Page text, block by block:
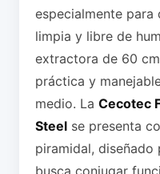
especialmente para
limpia y libre de
extractora de 60
práctica y
medio. La Cecotec
Steel se presenta
piramidal, diseñado
busca conjugar